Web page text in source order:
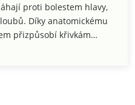
proti bolestem hlavy,
Díky anatomickému
přizpůsobí křivkám